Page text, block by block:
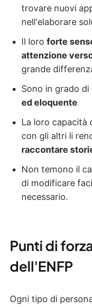
trovare nuovi
nell'elaborare
Il loro forte
attenzione
grande
Sono in grado di
ed eloquente
La loro capacità
con gli altri li
raccontare
Non temono il
di modificare
necessario.
Punti di
dell'ENFP
Ogni tipo di